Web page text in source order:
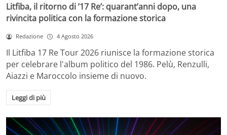
Litfiba, il ritorno di ’17 Re’: quarant’anni dopo, una
rivincita politica con la formazione storica
Redazione 4 Agosto 2026
Il Litfiba 17 Re Tour 2026 riunisce la formazione storica
per celebrare l'album politico del 1986. Pelù, Renzulli,
Aiazzi e Maroccolo insieme di nuovo.
Leggi di più